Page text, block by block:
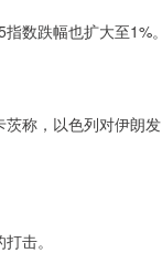
数跌幅也扩大至1%。
称，以色列对伊朗发
击。